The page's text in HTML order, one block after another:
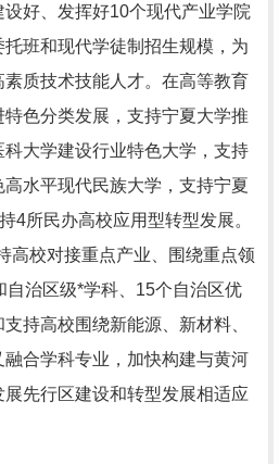
好、发挥好10个现代产业学院
班和现代学徒制招生规模，为
质技术技能人才。在高等教育
色分类发展，支持宁夏大学推
科大学建设行业特色大学，支持
水平现代民族大学，支持宁夏
4所民办高校应用型转型发展。
高校对接重点产业、围绕重点领
自治区级*学科、15个自治区优
持高校围绕新能源、新材料、
合学科专业，加快构建与黄河
先行区建设和转型发展相适应